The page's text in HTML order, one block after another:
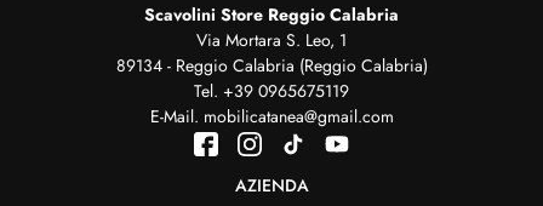
Scavolini Store Reggio Calabria
Via Mortara S. Leo, 1
89134 - Reggio Calabria (Reggio Calabria)
Tel. +39 0965675119
E-Mail. mobilicatanea@gmail.com
AZIENDA